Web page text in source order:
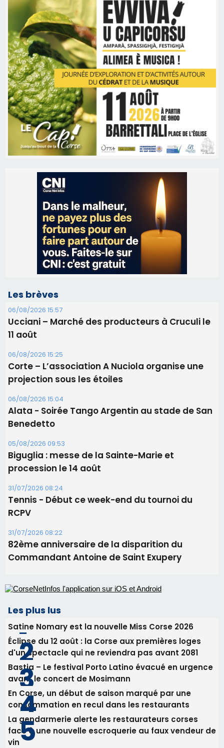
Les brèves
06/08/2026 15:57
Ucciani – Marché des producteurs à Cruculi le
06/08/2026 15:25
Corte – L’association A Nuciola organise une
06/08/2026 15:04
Alata - Soirée Tango Argentin au stade de San
Benedetto
05/08/2026 09:53
Biguglia : messe de la Sainte-Marie et
procession le 14 août
31/07/2026 08:24
Tennis - Début ce week-end du tournoi du
RCPV
31/07/2026 08:22
82ème anniversaire de la disparition du
Commandant Antoine de Saint Exupery
Les plus lus
Satine Nomary est la nouvelle Miss Corse 2026
Éclipse du 12 août : la Corse aux premières loges
d'un spectacle qui ne reviendra pas avant 2081
avant le concert de Mosimann
consommation en recul dans les restaurants
La gendarmerie alerte les restaurateurs corses
face à une nouvelle escroquerie au faux vendeur de
vin
Newsletter
Inscrivez-vous à la newsletter de CNI et recevez par
email les infos les plus importantes et une sélection de
nos meilleurs articles